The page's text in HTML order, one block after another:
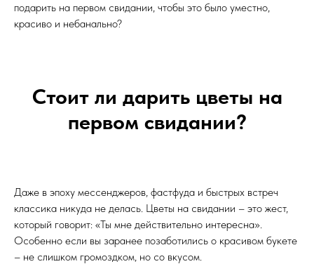
подарить на первом свидании, чтобы это было уместно,
красиво и небанально?
Стоит ли дарить цветы на
первом свидании?
Даже в эпоху мессенджеров, фастфуда и быстрых встреч
классика никуда не делась. Цветы на свидании – это жест,
который говорит: «Ты мне действительно интересна».
Особенно если вы заранее позаботились о красивом букете
– не слишком громоздком, но со вкусом.